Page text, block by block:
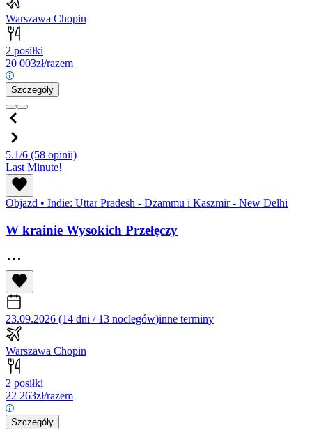
Warszawa Chopin
2 posiłki
20 003zł/razem
Szczegóły
5.1/6 (58 opinii)
Last Minute!
Objazd • Indie: Uttar Pradesh - Dżammu i Kaszmir - New Delhi
W krainie Wysokich Przełęczy
23.09.2026 (14 dni / 13 noclegów)inne terminy
Warszawa Chopin
2 posiłki
22 263zł/razem
Szczegóły